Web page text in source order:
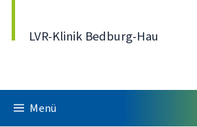
LVR-Klinik Bedburg-Hau
Menü